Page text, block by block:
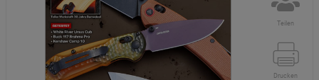
Teilen
Drucken